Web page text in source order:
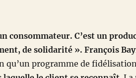
consommateur. C’est un
de solidarité ». François
qu’un programme de